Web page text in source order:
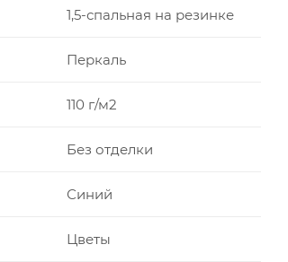
1,5-спальная на резинке
Перкаль
110 г/м2
Без отделки
Синий
Цветы